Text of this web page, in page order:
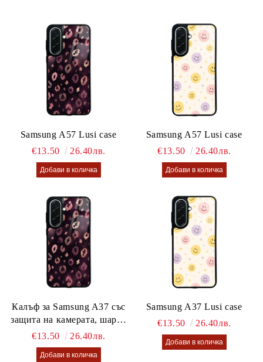
Samsung A57 Lusi case
€13.50
26.40лв.
Samsung A57 Lusi case
€13.50
26.40лв.
Калъф за Samsung A37 със
защита на камерата, шарен
калъф Lusi case
€13.50 26.40лв.
Samsung A37 Lusi case
€13.50
26.40лв.